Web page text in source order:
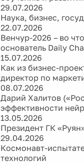
29.07.2026
Наука, бизнес,
22.07.2026
Венчур-2026 – во
основатель Daily
15.07.2026
Как из бизнес-
директор по
08.07.2026
Дарий Халитов
эффективности
13.05.2026
Президент ГК
29.04.2026
Космонавт-
технологий